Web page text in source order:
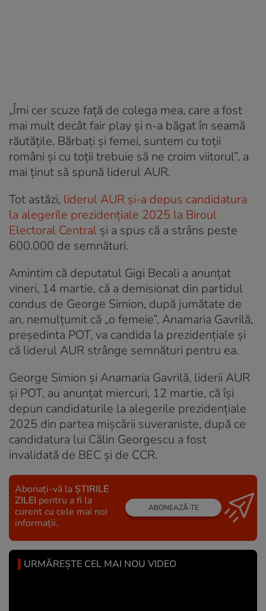
„Îmi cer scuze faţă de colega mea, care a fost
mai mult decât fair play şi n-a băgat în seamă
răutăţile. Bărbaţi şi femei, suntem cu toţii
români şi cu toţii trebuie să ne croim viitorul”, a
mai ținut să spună liderul AUR.
Tot astăzi, liderul AUR și-a depus candidatura
la alegerile prezidenţiale 2025 la Biroul
Electoral Central și a spus că a strâns peste
600.000 de semnături.
Amintim că deputatul Gigi Becali a anunțat
vineri, 14 martie, că a demisionat din partidul
condus de George Simion, după jumătate de
an, nemulțumit că „o femeie”, Anamaria Gavrilă,
președinta POT, va candida la prezidențiale și
că liderul AUR strânge semnături pentru ea.
George Simion și Anamaria Gavrilă, liderii AUR
și POT, au anunțat miercuri, 12 martie, că își
depun candidaturile la alegerile prezidențiale
2025 din partea mișcării suveraniste, după ce
candidatura lui Călin Georgescu a fost
invalidată de BEC și de CCR.
Abonați-vă la ȘTIRILE
ZILEI pentru a fi la
curent cu cele mai noi
informații.
ABONEAZĂ-TE
URMĂREȘTE CEL MAI NOU VIDEO